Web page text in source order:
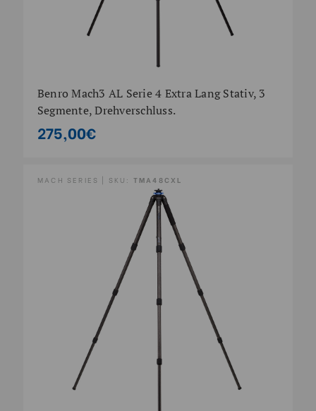
Benro Mach3 AL Serie 4 Extra Lang Stativ, 3
Segmente, Drehverschluss.
275,00€
MACH SERIES | SKU: TMA48CXL